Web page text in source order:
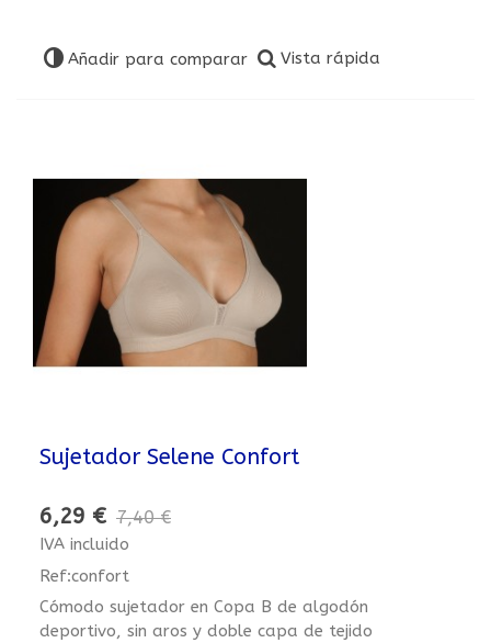
Añadir para comparar Vista rápida
Sujetador Selene Confort
6,29 € 7,40 €
IVA incluido
Ref:confort
Cómodo sujetador en Copa B de algodón
deportivo, sin aros y doble capa de tejido